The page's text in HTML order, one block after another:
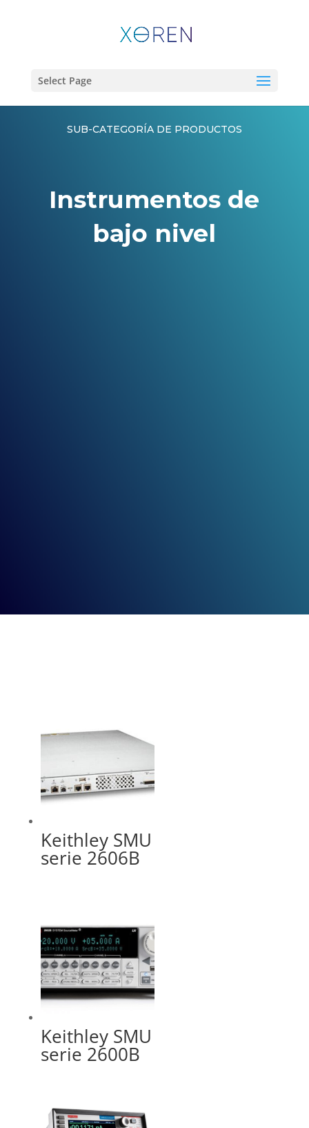
Select Page
SUB-CATEGORÍA DE PRODUCTOS
Instrumentos de
bajo nivel
Keithley SMU
serie 2606B
Keithley SMU
serie 2600B